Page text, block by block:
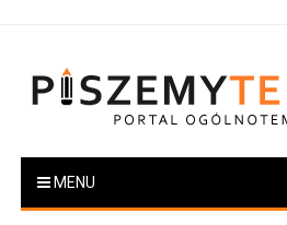
Portal ogólnotematyczny
MENU